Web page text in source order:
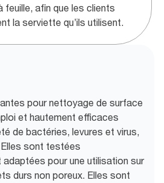
feuille, afin que les clients
la serviette qu’ils utilisent.
pour nettoyage de surface
et hautement efficaces
de bactéries, levures et virus,
sont testées
pour une utilisation sur
durs non poreux. Elles sont